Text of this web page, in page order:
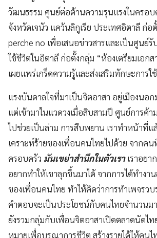
วัฒนธรรม ศูนย์ต่อต้านความรุนแรงในครอบ
จังหวัดเจนัว แคว้นลิกูเรีย ประเทศอิตาลี ก่อ
perche no เพื่อเสนอข่าวสารและเป็นศูนย์
ใช้ชีวิตในอิตาลี ก่อตั้งกลุ่ม “ห้องเตรียมเอก
เผยแพร่เกร็ดความรู้และส่งเสริมทักษะการใ
แรงบันดาลใจที่มาเป็นจิตอาสา อยู่เมืองนอ
แต่เข้ามาในแวดวงเมื่อสิบสามปี ศูนย์การค้
ไปช่วยเป็นล่าม การสืบพยาน เราทำหน้าที่
เคราะห์ร้ายของเพื่อนคนไทยไปด้วย จากคน
ครอบครัว มันเขย่าสำนึกในตัวเราเราอยา
อยากทำให้เขาลุกขึ้นมาได้ จากการได้ทำง
ของเพื่อนคนไทย ทำให้คิดว่าการทำเพจรว
คำตอบจะเป็นประโยชน์กับคนไทยจำนวนม
ยังรวมกลุ่มกับเพื่อนจิตอาสาเปิดตลาดนัดไท
หมายเพื่อบูรณาการชีวิต สร้างรายได้ให้คน